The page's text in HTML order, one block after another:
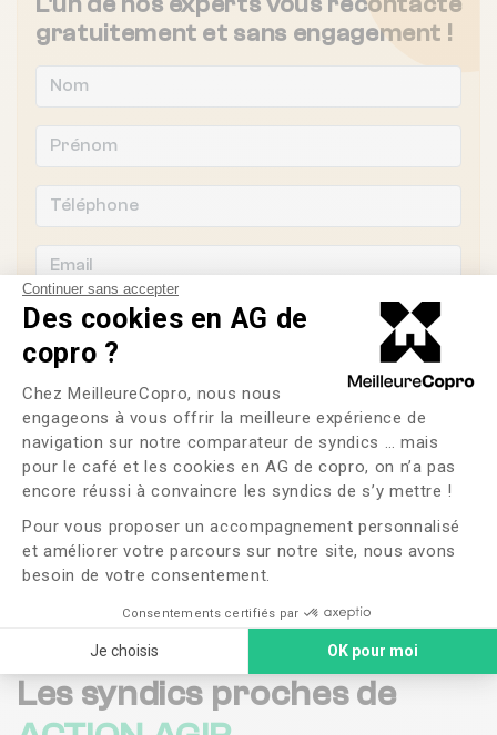
Continuer sans accepter
Des cookies en AG de
copro ?
Plateforme de Gestion du
Chez MeilleureCopro, nous nous
engageons à vous offrir la meilleure expérience de
navigation sur notre comparateur de syndics … mais
pour le café et les cookies en AG de copro, on n’a pas
encore réussi à convaincre les syndics de s’y mettre !
Pour vous proposer un accompagnement personnalisé
et améliorer votre parcours sur notre site, nous avons
besoin de votre consentement.
Consentements certifiés par
Je choisis OK pour moi
Axeptio consent
gratuitement et sans engagement !
Souhaitez-vous changer de syndic ?
OUI NON
J'ai lu et j'accepte lesCGU et lapolitique de
Me faire rappeler
Les syndics proches de